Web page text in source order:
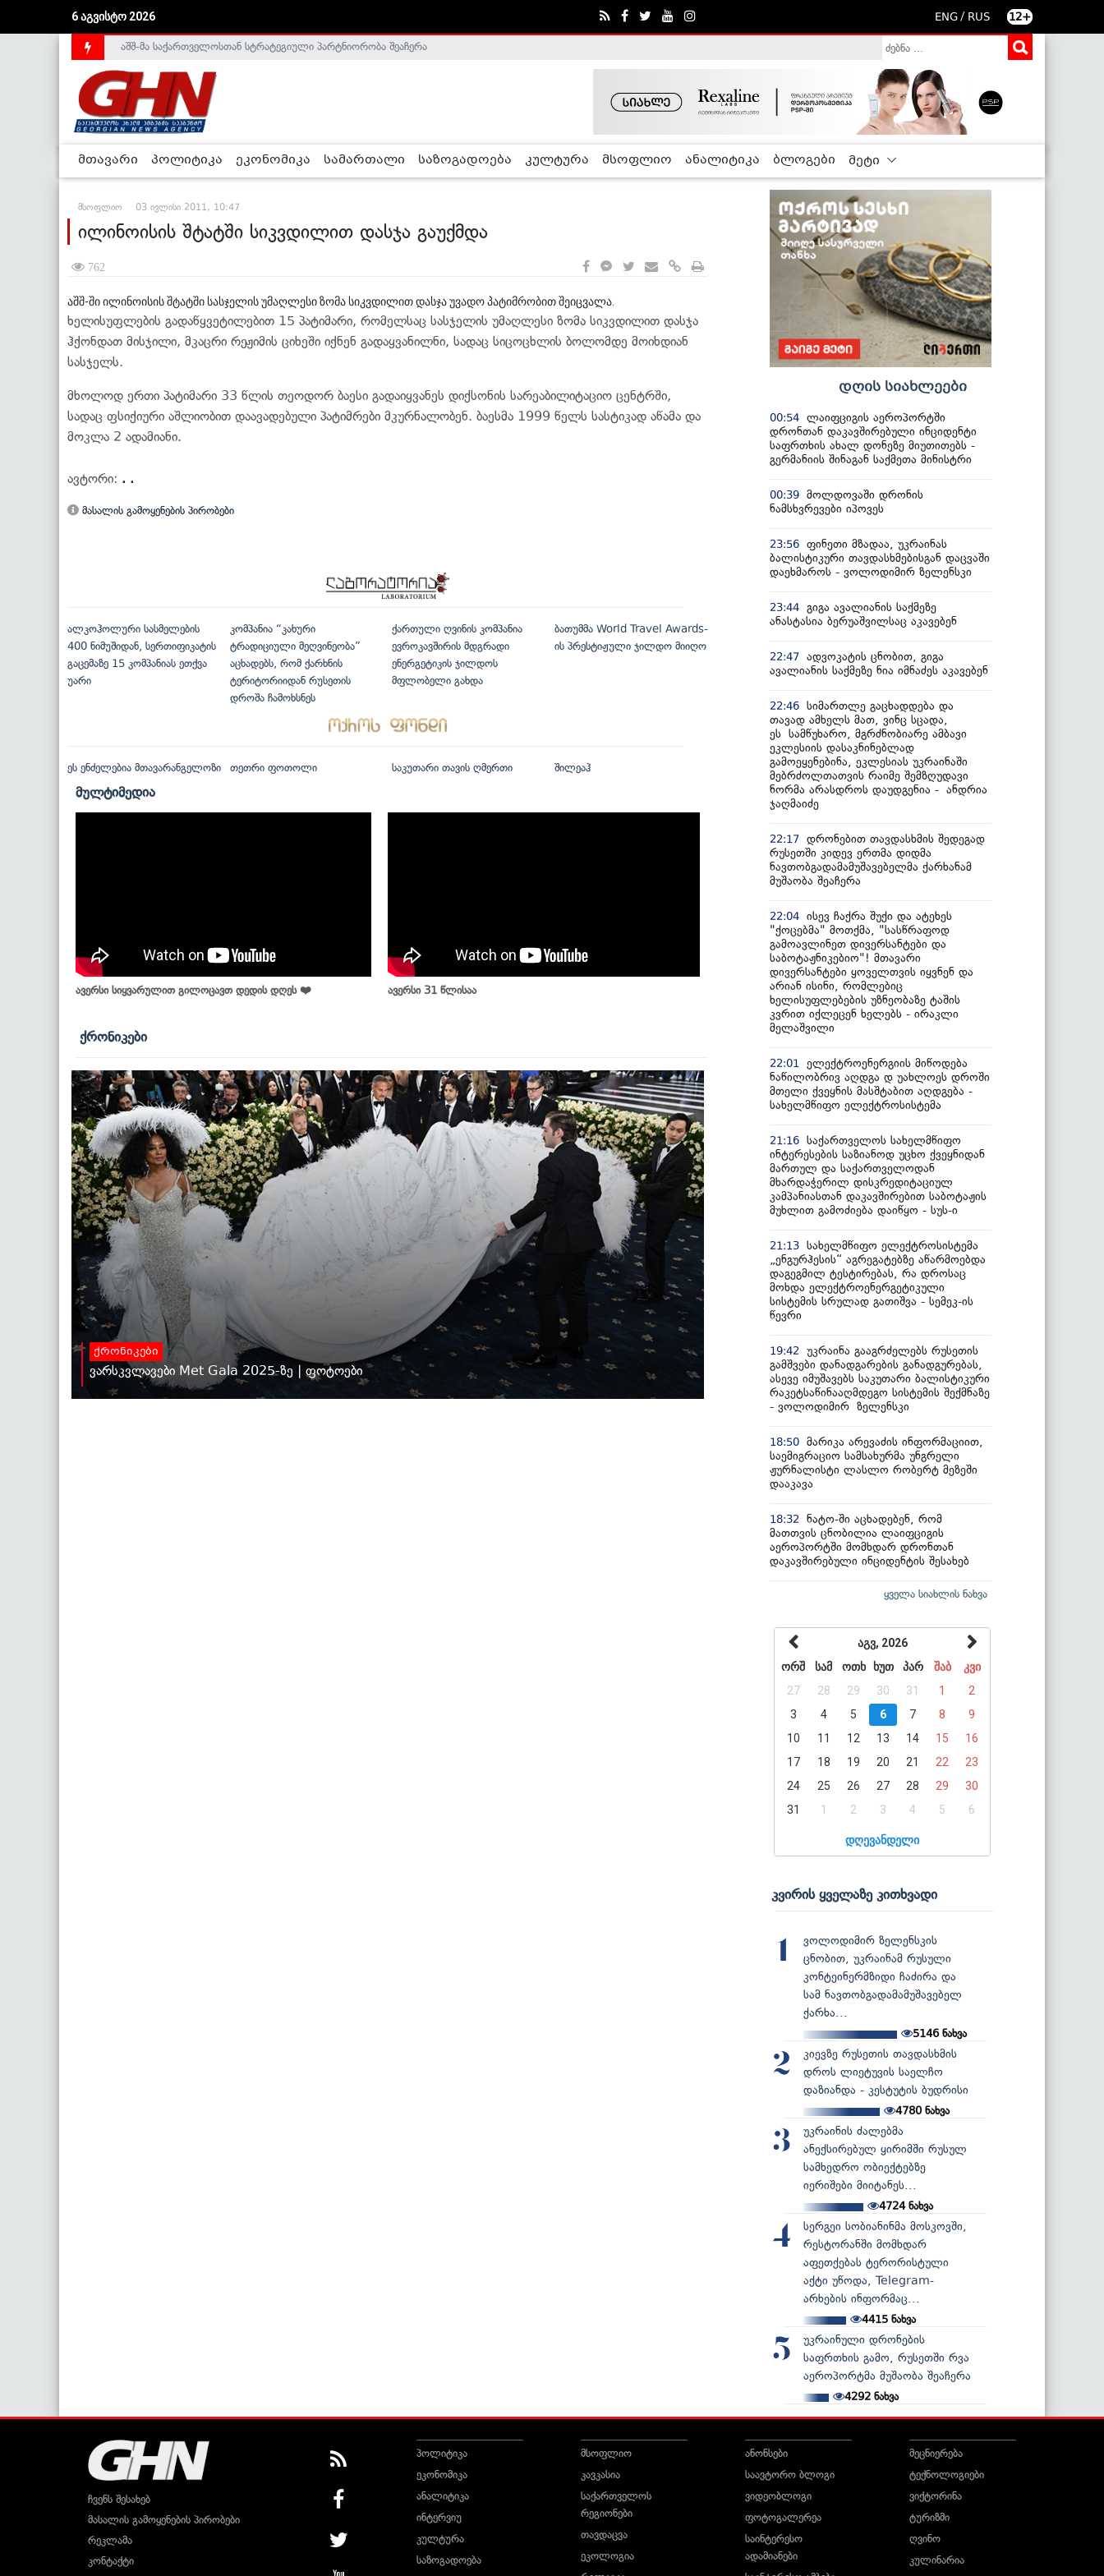
6 აგვისტო 2026 ENG / RUS 12+
საქართველოს დე-ფაქტო მთავრობა არალეგიტიმურია - ჰელსინკის კომისია
აშშ-მა საქართველოსთან სტრატეგიული პარტნიორობა შეაჩერა
მთავარი პოლიტიკა ეკონომიკა სამართალი საზოგადოება კულტურა მსოფლიო ანალიტიკა ბლოგები მეტი
მსოფლიო 03 ივლისი 2011, 10:47
ილინოისის შტატში სიკვდილით დასჯა გაუქმდა
762
აშშ-ში ილინოისის შტატში სასჯელის უმაღლესი ზომა სიკვდილით დასჯა უვადო პატიმრობით შეიცვალა.
ხელისუფლების გადაწყვეტილებით 15 პატიმარი, რომელსაც სასჯელის უმაღლესი ზომა სიკვდილით დასჯა
ჰქონდათ მისჯილი, მკაცრი რეჟიმის ციხეში იქნენ გადაყვანილნი, სადაც სიცოცხლის ბოლომდე მოიხდიან
სასჯელს.
მხოლოდ ერთი პატიმარი 33 წლის თეოდორ ბაესი გადაიყვანეს დიქსონის სარეაბილიტაციო ცენტრში,
სადაც ფსიქიური აშლიობით დაავადებული პატიმრები მკურნალობენ. ბაესმა 1999 წელს სასტიკად აწამა და
მოკლა 2 ადამიანი.
ავტორი: . .
მასალის გამოყენების პირობები
ალკოჰოლური სასმელების
400 ნიმუშიდან, სერთიფიკატის
გაცემაზე 15 კომპანიას ეთქვა
უარი
კომპანია “კახური
ტრადიციული მეღვინეობა”
აცხადებს, რომ ქარხნის
ტერიტორიიდან რუსეთის
დროშა ჩამოხსნეს
ქართული ღვინის კომპანია
ევროკავშირის მდგრადი
ენერგეტიკის ჯილდოს
მფლობელი გახდა
ბათუმმა World Travel Awards-
ის პრესტიჟული ჯილდო მიიღო
ეს ენძელებია მთავარანგელოზი თეთრი ფოთოლი საკუთარი თავის ღმერთი შილეაჰ
მულტიმედია
ავერსი სიყვარულით გილოცავთ დედის დღეს ❤️ ავერსი 31 წლისაა
ქრონიკები
ქრონიკები
ვარსკვლავები Met Gala 2025-ზე | ფოტოები
დღის სიახლეები
00:54 ლაიფციგის აეროპორტში
დრონთან დაკავშირებული ინციდენტი
საფრთხის ახალ დონეზე მიუთითებს -
გერმანიის შინაგან საქმეთა მინისტრი
00:39 მოლდოვაში დრონის
ნამსხვრევები იპოვეს
23:56 ფინეთი მზადაა, უკრაინას
ბალისტიკური თავდასხმებისგან დაცვაში
დაეხმაროს - ვოლოდიმირ ზელენსკი
23:44 გიგა ავალიანის საქმეზე
ანასტასია ბერუაშვილსაც აკავებენ
22:47 ადვოკატის ცნობით, გიგა
ავალიანის საქმეზე ნია იმნაძეს აკავებენ
22:46 სიმართლე გაცხადდება და
თავად ამხელს მათ, ვინც სცადა,
ეს სამწუხარო, მგრძნობიარე ამბავი
ეკლესიის დასაკნინებლად
გამოეყენებინა, ეკლესიას უკრაინაში
მებრძოლთათვის რაიმე შემზღუდავი
ნორმა არასდროს დაუდგენია - ანდრია
ჯაღმაიძე
22:17 დრონებით თავდასხმის შედეგად
რუსეთში კიდევ ერთმა დიდმა
ნავთობგადამამუშავებელმა ქარხანამ
მუშაობა შეაჩერა
22:04 ისევ ჩაქრა შუქი და ატეხეს
"ქოცებმა" მოთქმა, "სასწრაფოდ
გამოავლინეთ დივერსანტები და
საბოტაჟნიკებიო"! მთავარი
დივერსანტები ყოველთვის იყვნენ და
არიან ისინი, რომლებიც
ხელისუფლებების უზნეობაზე ტაშის
კვრით იქლეცენ ხელებს - ირაკლი
მელაშვილი
22:01
ელექტროენერგიის მიწოდება
ნაწილობრივ აღდგა დ უახლოეს დროში
მთელი ქვეყნის მასშტაბით აღდგება -
სახელმწიფო ელექტროსისტემა
21:16 საქართველოს სახელმწიფო
ინტერესების საზიანოდ უცხო ქვეყნიდან
მართულ და საქართველოდან
მხარდაჭერილ დისკრედიტაციულ
კამპანიასთან დაკავშირებით საბოტაჟის
მუხლით გამოძიება დაიწყო - სუს-ი
21:13 სახელმწიფო ელექტროსისტემა
„ენგურჰესის“ აგრეგატებზე აწარმოებდა
დაგეგმილ ტესტირებას, რა დროსაც
მოხდა ელექტროენერგეტიკული
სისტემის სრულად გათიშვა - სემეკ-ის
წევრი
19:42
უკრაინა გააგრძელებს რუსეთის
გამშვები დანადგარების განადგურებას,
ასევე იმუშავებს საკუთარი ბალისტიკური
რაკეტსაწინააღმდეგო სისტემის შექმნაზე
- ვოლოდიმირ ზელენსკი
18:50 მარიკა არევაძის ინფორმაციით,
საემიგრაციო სამსახურმა უნგრელი
ჟურნალისტი ლასლო რობერტ მეზეში
დააკავა
18:32
ნატო-ში აცხადებენ, რომ
მათთვის ცნობილია ლაიფციგის
აეროპორტში მომხდარ დრონთან
დაკავშირებული ინციდენტის შესახებ
ყველა სიახლის ნახვა
აგვ, 2026
ორშ
სამ ოთხ ხუთ პარ შაბ
კვი
27
28 29 30 31 1
2
3
4 5 6 7 8
9
10
11 12 13 14 15
16
17
18 19 20 21 22
23
24
25 26 27 28 29
30
31
1 2 3 4 5 6
დღევანდელი
კვირის ყველაზე კითხვადი
1
ვოლოდიმირ ზელენსკის
ცნობით, უკრაინამ რუსული
კონტეინერმზიდი ჩაძირა და
სამ ნავთობგადამამუშავებელ
ქარხა...
5146ნახვა
2
კიევზე რუსეთის თავდასხმის
დროს ლიეტუვის საელჩო
დაზიანდა - კესტუტის ბუდრისი
4780ნახვა
3
უკრაინის ძალებმა
ანექსირებულ ყირიმში რუსულ
სამხედრო ობიექტებზე
იერიშები მიიტანეს...
4724ნახვა
4
სერგეი სობიანინმა მოსკოვში,
რესტორანში მომხდარ
აფეთქებას ტერორისტული
აქტი უწოდა, Telegram-
არხების ინფორმაც...
4415ნახვა
5
უკრაინული დრონების
საფრთხის გამო, რუსეთში რვა
აეროპორტმა მუშაობა შეაჩერა
4292 ნახვა
ჩვენს შესახებ
მასალის გამოყენების პირობები
რეკლამა
კონტაქტი
პოლიტიკა
ეკონომიკა
ანალიტიკა
ინტერვიუ
კულტურა
საზოგადოება
მსოფლიო
კავკასია
საქართველოს
რეგიონები
თავდაცვა
ეკოლოგია
ანონსები
საავტორო ბლოგი
ვიდეობლოგი
ფოტოგალერეა
საინტერესო
ადამიანები
მეცნიერება
ტექნოლოგიები
ვიქტორინა
ტურიზმი
ღვინო
კულინარია